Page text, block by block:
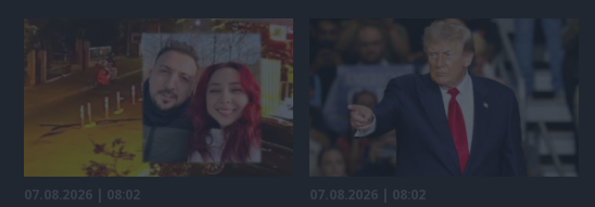
07.08.2026 | 08:02 07.08.2026 | 08:02